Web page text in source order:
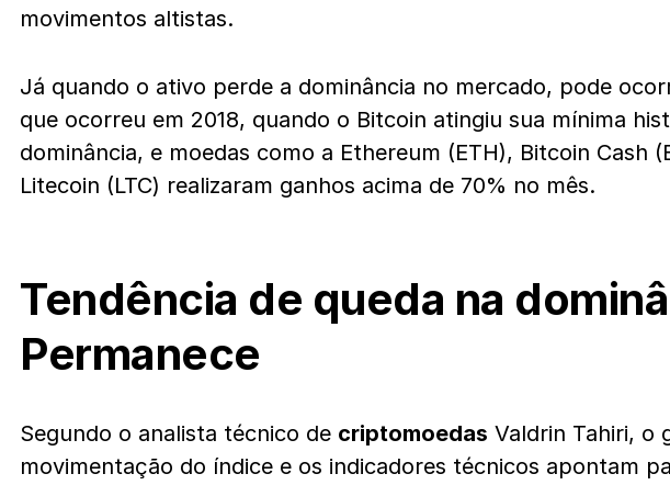
movimentos altistas.
Já quando o ativo perde a dominância no mercado, pode
que ocorreu em 2018, quando o Bitcoin atingiu sua mínima
dominância, e moedas como a Ethereum (ETH), Bitcoin Cash
Litecoin (LTC) realizaram ganhos acima de 70% no mês.
Tendência de queda na
Permanece
Segundo o analista técnico de criptomoedas Valdrin Tahiri, o
movimentação do índice e os indicadores técnicos apontam